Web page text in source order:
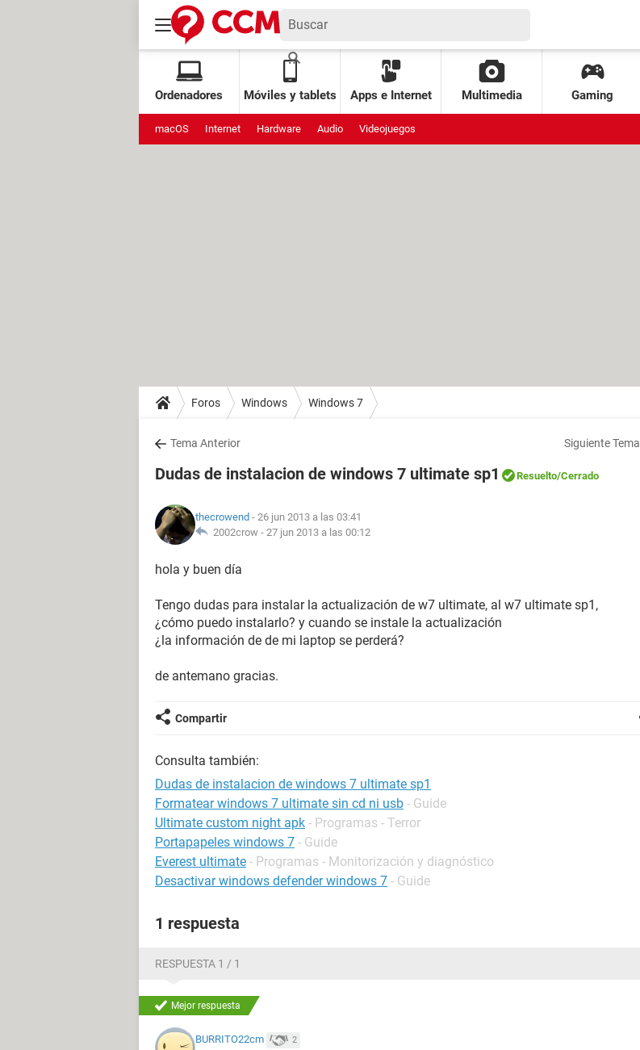
Ordenadores Móviles y tablets Apps e Internet Multimedia Gaming
macOS Internet Hardware Audio Videojuegos
Foros Windows Windows 7
Tema Anterior Siguiente Tema
Dudas de instalacion de windows 7 ultimate sp1 Resuelto/Cerrado
thecrowend - 26 jun 2013 a las 03:41
2002crow - 27 jun 2013 a las 00:12
hola y buen día
Tengo dudas para instalar la actualización de w7 ultimate, al w7 ultimate sp1,
¿cómo puedo instalarlo? y cuando se instale la actualización
¿la información de de mi laptop se perderá?
de antemano gracias.
Compartir
Consulta también:
Dudas de instalacion de windows 7 ultimate sp1
Formatear windows 7 ultimate sin cd ni usb - Guide
Ultimate custom night apk - Programas - Terror
Portapapeles windows 7 - Guide
Everest ultimate - Programas - Monitorización y diagnóstico
Desactivar windows defender windows 7 - Guide
1 respuesta
RESPUESTA 1 / 1
Mejor respuesta
BURRITO22cm 2